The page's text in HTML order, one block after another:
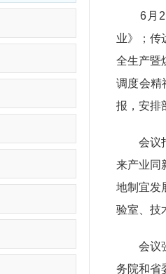
6月2日
业》；传
全生产暨
调度会精
报，安排
会议指
来产业同
地制宜发
验室、技
会议强
务院和省